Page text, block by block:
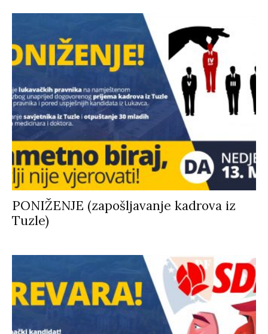
PONIŽENJE (zapošljavanje kadrova iz
Tuzle)